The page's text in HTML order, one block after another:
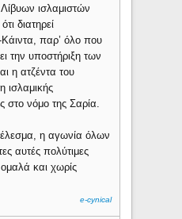
ισλαμιστών
διατηρεί
Κάιντα, παρ’ όλο που
την υποστήριξη των
η ατζέντα του
ισλαμικής
στο νόμο της Σαρία.
η αγωνία όλων
αυτές πολύτιμες
και χωρίς
e-cynical